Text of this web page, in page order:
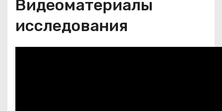
Видеоматериалы
исследования